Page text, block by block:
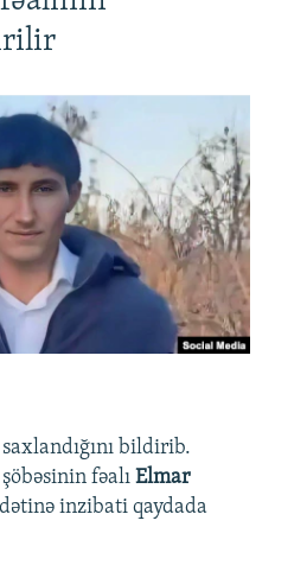
bildirib.
fəalı Elmar
inzibati qaydada